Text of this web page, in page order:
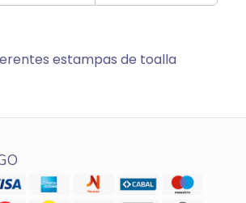
estampas de toalla